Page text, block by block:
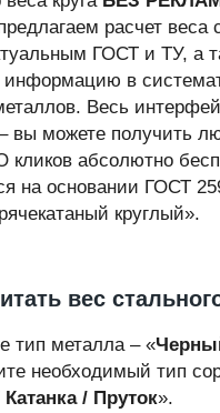
расчет веса
ГОСТ и ТУ, а
информацию в
Весь
вы можете получить
абсолютно
на основании ГОСТ
круглый».
вес
тип металла – «
необходимый тип
Катанка / Пруток».